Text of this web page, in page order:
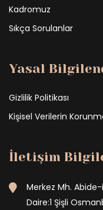
Kadromuz
Sıkça Sorulanlar
Yasal
Gizlilik Politikası
Kişisel Verilerin
İletişim
Merkez Mh.
Daire:1 Şişli